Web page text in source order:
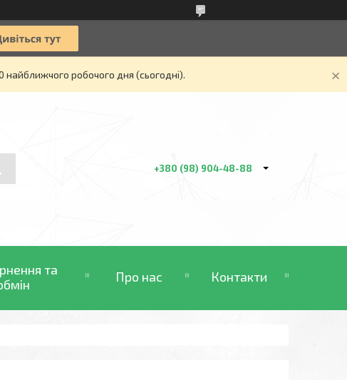
найближчого робочого дня (сьогодні).
+380 (98) 904-48-88
та
Про нас Контакти